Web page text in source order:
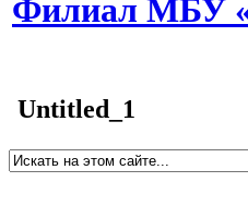
Филиал МБУ
Untitled_1